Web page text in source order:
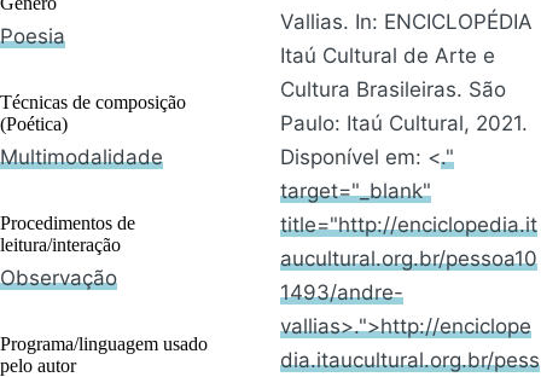
Poesia
Técnicas de composição
(Poética)
Multimodalidade
Procedimentos de
leitura/interação
Observação
Programa/linguagem usado
pelo autor
Vallias. In: ENCICLOPÉDIA
Itaú Cultural de Arte e
Cultura Brasileiras. São
Paulo: Itaú Cultural, 2021.
Disponível em: <."
target="_blank"
title="http://enciclopedia.it
aucultural.org.br/pessoa10
1493/andre-
vallias>.">http://enciclope
dia.itaucultural.org.br/pess